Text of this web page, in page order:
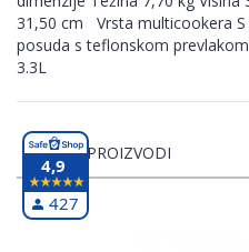
31,50 cm Vrsta multicookera
posuda s teflonskom
3.3L
SLIČNI PROIZVODI
4,9
427